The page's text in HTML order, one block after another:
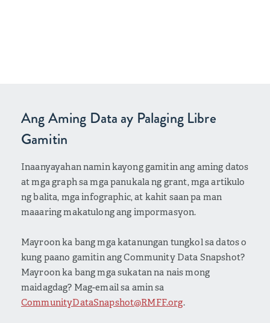
Ang Aming Data ay Palaging Libre
Gamitin
Inaanyayahan namin kayong gamitin ang aming datos
at mga graph sa mga panukala ng grant, mga artikulo
ng balita, mga infographic, at kahit saan pa man
maaaring makatulong ang impormasyon.
Mayroon ka bang mga katanungan tungkol sa datos o
kung paano gamitin ang Community Data Snapshot?
Mayroon ka bang mga sukatan na nais mong
maidagdag? Mag-email sa amin sa
CommunityDataSnapshot@RMFF.org.